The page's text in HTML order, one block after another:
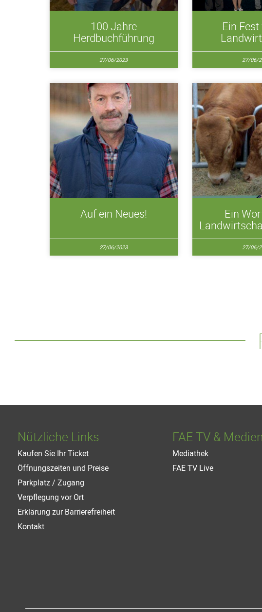
100 Jahre
Herdbuchführung
27/06/2023
Ein
27/06/
Auf ein Neues!
27/06/2023
Ein
27/06/
Nützliche Links
Kaufen Sie Ihr Ticket
Öffnungszeiten und Preise
Parkplatz / Zugang
Verpflegung vor Ort
Erklärung zur Barrierefreiheit
Kontakt
FAE TV & Medien
Mediathek
FAE TV Live